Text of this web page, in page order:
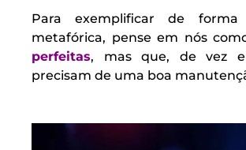
Para exemplificar de
metafórica, pense em nós
perfeitas, mas que, de vez
precisam de uma boa